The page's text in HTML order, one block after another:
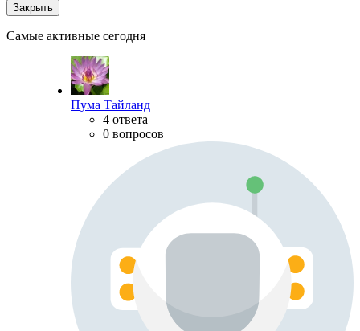
Закрыть
Самые активные сегодня
Пума Тайланд
4 ответа
0 вопросов